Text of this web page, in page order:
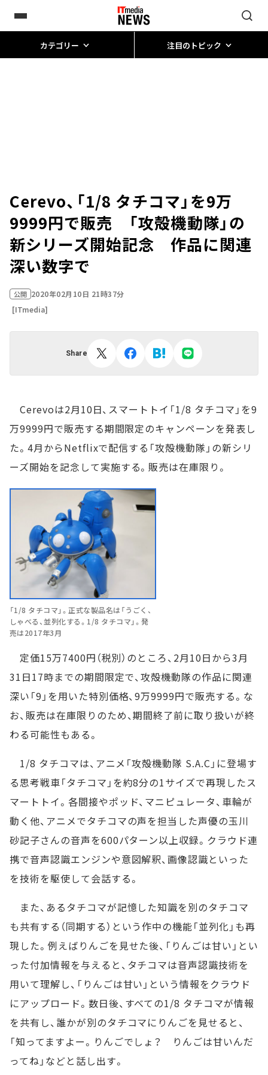
カテゴリー 注目のトピック
Cerevo、「1/8 タチコマ」を9万
9999円で販売 「攻殻機動隊」の
新シリーズ開始記念 作品に関連
深い数字で
公開 2020年02月10日 21時37分
[ITmedia]
Share
Cerevoは2月10日、スマートトイ「1/8 タチコマ」を9
万9999円で販売する期間限定のキャンペーンを発表し
た。4月からNetflixで配信する「攻殻機動隊」の新シリ
ーズ開始を記念して実施する。販売は在庫限り。
「1/8 タチコマ」。正式な製品名は「うごく、
しゃべる、並列化する。1/8 タチコマ」。発
売は2017年3月
定価15万7400円（税別）のところ、2月10日から3月
31日17時までの期間限定で、攻殻機動隊の作品に関連
深い「9」を用いた特別価格、9万9999円で販売する。な
お、販売は在庫限りのため、期間終了前に取り扱いが終
わる可能性もある。
1/8 タチコマは、アニメ「攻殻機動隊 S.A.C」に登場す
る思考戦車「タチコマ」を約8分の1サイズで再現したス
マートトイ。各間接やポッド、マニピュレータ、車輪が
動く他、アニメでタチコマの声を担当した声優の玉川
砂記子さんの音声を600パターン以上収録。クラウド連
携で音声認識エンジンや意図解釈、画像認識といった
を技術を駆使して会話する。
また、あるタチコマが記憶した知識を別のタチコマ
も共有する（同期する）という作中の機能「並列化」も再
現した。例えばりんごを見せた後、「りんごは甘い」とい
った付加情報を与えると、タチコマは音声認識技術を
用いて理解し、「りんごは甘い」という情報をクラウド
にアップロード。数日後、すべての1/8 タチコマが情報
を共有し、誰かが別のタチコマにりんごを見せると、
「知ってますよー。りんごでしょ？ りんごは甘いんだ
ってね」などと話し出す。